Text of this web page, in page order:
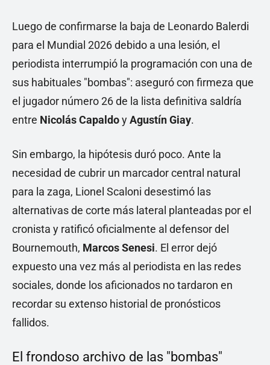
Luego de confirmarse la baja de Leonardo Balerdi
para el Mundial 2026 debido a una lesión, el
periodista interrumpió la programación con una de
sus habituales "bombas": aseguró con firmeza que
el jugador número 26 de la lista definitiva saldría
entre Nicolás CapaldoyAgustín Giay.
Sin embargo, la hipótesis duró poco. Ante la
necesidad de cubrir un marcador central natural
para la zaga, Lionel Scaloni desestimó las
alternativas de corte más lateral planteadas por el
cronista y ratificó oficialmente al defensor del
Bournemouth, Marcos Senesi. El error dejó
expuesto una vez más al periodista en las redes
sociales, donde los aficionados no tardaron en
recordar su extenso historial de pronósticos
fallidos.
El frondoso archivo de las "bombas"